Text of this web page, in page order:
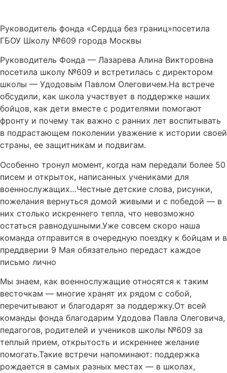
Руководитель фонда «Сердца без границ»посетила
ГБОУ Школу №609 города Москвы
Руководитель Фонда — Лазарева Алина Викторовна
посетила школу №609 и встретилась с директором
школы — Удодовым Павлом Олеговичем.На встрече
обсудили, как школа участвует в поддержке наших
бойцов, как дети вместе с родителями помогают
фронту и почему так важно с ранних лет воспитывать
в подрастающем поколении уважение к истории своей
страны, ее защитникам и подвигам.
Особенно тронул момент, когда нам передали более 50
писем и открыток, написанных учениками для
военнослужащих…Честные детские слова, рисунки,
пожелания вернуться домой живыми и с победой — в
них столько искреннего тепла, что невозможно
остаться равнодушными.Уже совсем скоро наша
команда отправится в очередную поездку к бойцам и в
преддверии 9 Мая обязательно передаст каждое
письмо лично
Мы знаем, как военнослужащие относятся к таким
весточкам — многие хранят их рядом с собой,
перечитывают и благодарят за поддержку.От всей
команды фонда благодарим Удодова Павла Олеговича,
педагогов, родителей и учеников школы №609 за
теплый прием, открытость и искреннее желание
помогать.Такие встречи напоминают: поддержка
рождается в самых разных местах — в школах,